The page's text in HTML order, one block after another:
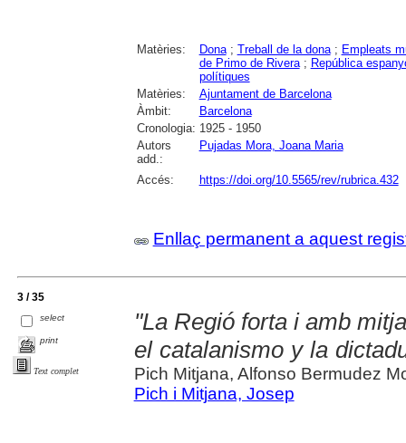
Matèries: Dona; Treball de la dona; Empleats
de Primo de Rivera; República
polítiques
Matèries:
Ajuntament de Barcelona
Àmbit:
Barcelona
Cronologia: 1925 - 1950
Autors
add.:
Pujadas Mora, Joana Maria
Accés: https://doi.org/10.5565/rev/rubrica.432
Enllaç permanent a aquest
3 / 35
select
print
Text complet
"La Regió forta i amb
el catalanismo y la
Pich Mitjana, Alfonso Bermudez
Pich i Mitjana, Josep